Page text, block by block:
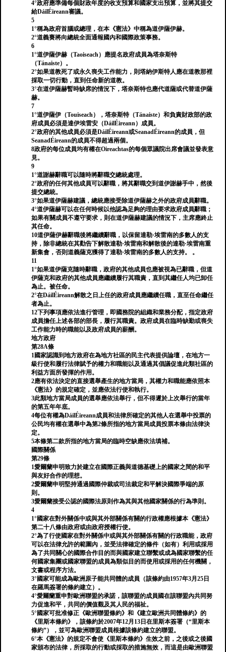
4°政府應準備每個財政年度的收支預算和國家支出預算，並將其提交
給DáilÉireann審議。
5
1°稱為政府首腦或總理，在本《憲法》中稱為道伊薩伊赫。
2°道義賽將向總統全面通報國內和國際政策事務。
6
1°道伊薩伊赫（Taoiseach）應提名政府成員為塔奈斯特
（Tánaiste）。
2°如果道教死了或永久喪失工作能力，則塔納伊斯特人應在道教那裡
採取一切行動，直到任命新的道教。
3°在道伊薩赫暫時缺席的情況下，塔奈斯特也應代道薩或代替道伊薩
赫。
7
1°道伊薩伊（Touiseach），塔奈斯特（Tánaiste）和負責財政部的政
府成員必須是達伊埃雷安（DáilÉireann）成員。
2°政府的其他成員必須是DáilÉireann或SeanadÉireann的成員，但
SeanadÉireann的成員不得超過兩個。
8政府的每位成員均有權在Oireachtas的每個眾議院出席會議並發表意
見。
9
1°道謝赫辭職可以隨時將辭職交總統處理。
2°政府的任何其他成員可以辭職，將其辭職交到道伊謝赫手中，然後
提交總統。
3°如果道伊薩赫建議，總統應接受除道伊薩赫之外的政府成員辭職。
4°道伊薩赫可以在任何時候以他認為足夠的理由要求政府成員辭職；
如果有關成員不遵守要求，則在道伊薩赫建議的情況下，主席應終止
其任命。
10道伊薩伊赫辭職後將繼續辭職，以保留達勒·埃雷南的多數人的支
持，除非總統在其勸告下解散達勒·埃雷南和解散後的達勒·埃雷南重
新集會，否則道義薩克獲得了達勒·埃雷南的多數人的支持。 。
11
1°如果道伊薩克隨時辭職，政府的其他成員也應被視為已辭職，但道
伊薩克和政府的其他成員應繼續履行其職責，直到其繼任人均已卸任
為止。被任命。
2°在DáilÉireann解散之日上任的政府成員應繼續任職，直至任命繼任
者為止。
12下列事項應依法進行管理，即國務院的組織和業務分配，指定政府
成員擔任上述各部的部長，履行其職責。政府成員在臨時缺勤或喪失
工作能力時的職能以及政府成員的薪酬。
地方政府
第28A條
1國家認識到地方政府在為地方社區的民主代表提供論壇，在地方一
級行使和履行法律賦予的權力和職能以及通過其倡議促進此類社區的
利益方面所發揮的作用。
2應有依法決定的直接選舉產生的地方當局，其權力和職能應依照本
《憲法》的規定確定，並應依法行使和執行。
3此類地方當局成員的選舉應依法舉行，但不得遲於上次舉行的當年
的第五年年底。
4每位有權為DáilÉireann成員和法律所確定的其他人在選舉中投票的
公民均有權在選舉中為第2條所指的地方當局成員投票本條由法律決
定。
5本條第二款所指的地方當局的臨時空缺應依法填補。
國際關係
第29條
1愛爾蘭申明致力於建立在國際正義與道德基礎上的國家之間的和平
與友好合作的理想。
2愛爾蘭申明堅持通過國際仲裁或司法裁定和平解決國際爭端的原
則。
3愛爾蘭接受公認的國際法原則作為其與其他國家關係的行為準則。
4
1°國家在對外關係中或與其外部關係有關的行政權應根據本《憲法》
第二十八條由政府或由政府授權行使。
2°為了行使國家在對外關係中或與其外部關係有關的行政職能，政府
可以在法律允許的範圍內，並受法律確定的條件（如有）利用或採用
為了共同關心的國際合作目的而與國家建立聯繫或成為國家聯繫的任
何國家集團或國家聯盟的成員為類似目的而使用或採用的任何機關，
文書或程序方法。
3°國家可能成為歐洲原子能共同體的成員（該條約由1957年3月25日
在羅馬簽署的條約建立）。
4°愛爾蘭重申對歐洲聯盟的承諾，該聯盟的成員國在該聯盟內共同努
力促進和平，共同的價值觀及其人民的福祉。
5°國家可批准修正《歐洲聯盟條約》和《建立歐洲共同體條約》的
《里斯本條約》，該條約於2007年12月13日在里斯本簽署（“里斯本
條約”），並可為歐洲聯盟成員根據該條約建立的聯盟。
6°本《憲法》的規定不會使《里斯本條約》生效之前，之後或之後國
家頒布的法律，所採取的行動或採取的措施無效，而這是由歐洲聯盟